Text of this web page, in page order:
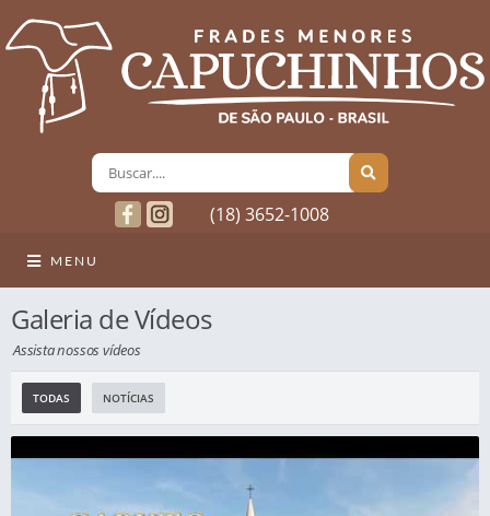
(18) 3652-1008
MENU
Galeria de Vídeos
Assista nossos vídeos
TODAS NOTÍCIAS